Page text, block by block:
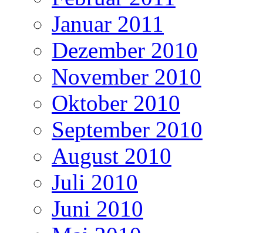
Januar 2011
Dezember 2010
November 2010
Oktober 2010
September 2010
August 2010
Juli 2010
Juni 2010